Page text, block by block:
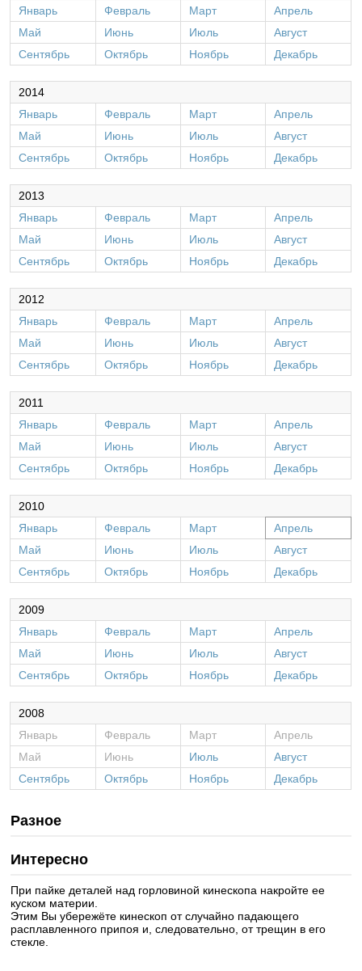
Январь
Февраль Март
Апрель
Май
Июнь Июль
Август
Сентябрь
Октябрь Ноябрь Декабрь
2014
Январь
Февраль Март
Апрель
Май
Июнь Июль
Август
Сентябрь
Октябрь Ноябрь Декабрь
2013
Январь
Февраль Март
Апрель
Май
Июнь Июль
Август
Сентябрь
Октябрь Ноябрь Декабрь
2012
Январь
Февраль Март
Апрель
Май
Июнь Июль
Август
Сентябрь
Октябрь Ноябрь Декабрь
2011
Январь
Февраль Март
Апрель
Май
Июнь Июль
Август
Сентябрь
Октябрь Ноябрь Декабрь
2010
Январь
Февраль Март
Апрель
Май
Июнь Июль
Август
Сентябрь
Октябрь Ноябрь Декабрь
2009
Январь
Февраль Март
Апрель
Май
Июнь Июль
Август
Сентябрь
Октябрь Ноябрь Декабрь
2008
Январь
Февраль Март
Апрель
Май
Июнь Июль
Август
Сентябрь
Октябрь Ноябрь Декабрь
Разное
Интересно
При пайке деталей над горловиной кинескопа накройте ее
куском материи.
Этим Вы убережёте кинескоп от случайно падающего
расплавленного припоя и, следовательно, от трещин в его
стекле.